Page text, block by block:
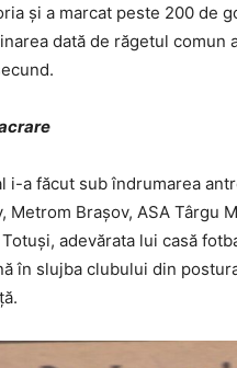
şi a marcat peste 200 de
dată de răgetul
i-a făcut sub îndrumarea
Metrom Brașov, ASA
adevărata lui casă
în slujba clubului din